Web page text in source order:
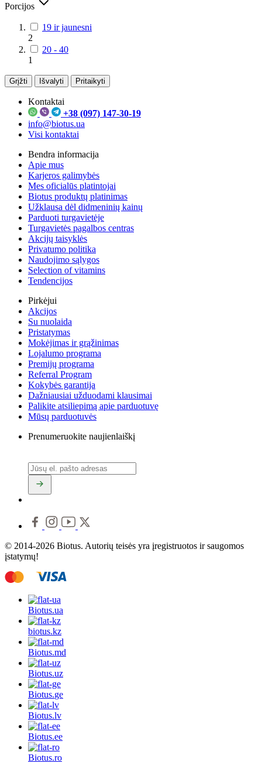
Porcijos
19 ir jaunesni
2
20 - 40
1
Grįžti Išvalyti Pritaikyti
Kontaktai
+38 (097) 147-30-19
info@biotus.ua
Visi kontaktai
Bendra informacija
Apie mus
Karjeros galimybės
Mes oficialūs platintojai
Biotus produktų platinimas
Užklausa dėl didmeninių kainų
Parduoti turgavietėje
Turgavietės pagalbos centras
Akcijų taisyklės
Privatumo politika
Naudojimo sąlygos
Selection of vitamins
Tendencijos
Pirkėjui
Akcijos
Su nuolaida
Pristatymas
Mokėjimas ir grąžinimas
Lojalumo programa
Premijų programa
Referral Program
Kokybės garantija
Dažniausiai užduodami klausimai
Palikite atsiliepimą apie parduotuvę
Mūsų parduotuvės
Prenumeruokite naujienlaiškį
© 2014-2026 Biotus. Autorių teisės yra įregistruotos ir saugomos
įstatymų!
Biotus.ua
biotus.kz
Biotus.md
Biotus.uz
Biotus.ge
Biotus.lv
Biotus.ee
Biotus.ro